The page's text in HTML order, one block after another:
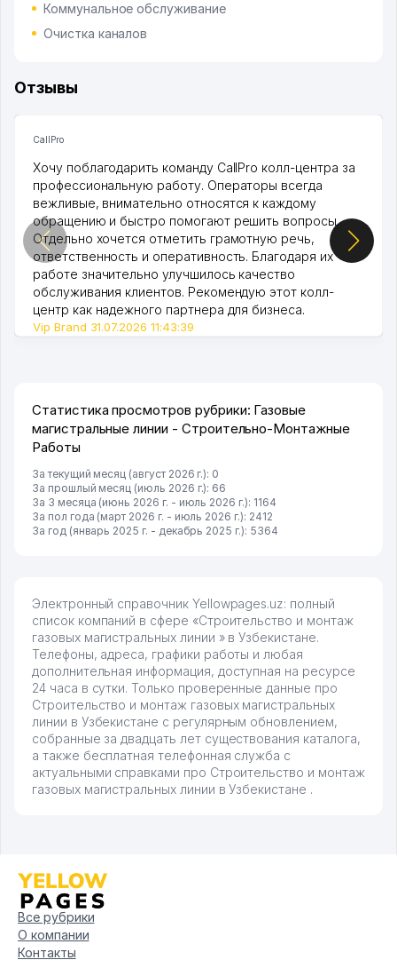
Коммунальное обслуживание
Очистка каналов
Отзывы
CallPro
Хочу поблагодарить команду CallPro колл-центра за
профессиональную работу. Операторы всегда
вежливые, внимательно относятся к каждому
обращению и быстро помогают решить вопросы.
Отдельно хочется отметить грамотную речь,
ответственность и оперативность. Благодаря их
работе значительно улучшилось качество
обслуживания клиентов. Рекомендую этот колл-
центр как надежного партнера для бизнеса.
Vip Brand 31.07.2026 11:43:39
Статистика просмотров рубрики: Газовые
магистральные линии - Строительно-Монтажные
Работы
За текущий месяц (август 2026 г.): 0
За прошлый месяц (июль 2026 г.): 66
За 3 месяца (июнь 2026 г. - июль 2026 г.): 1164
За пол года (март 2026 г. - июль 2026 г.): 2412
За год (январь 2025 г. - декабрь 2025 г.): 5364
Электронный справочник Yellowpages.uz: полный
список компаний в сфере «Строительство и монтаж
газовых магистральных линии » в Узбекистане.
Телефоны, адреса, графики работы и любая
дополнительная информация, доступная на ресурсе
24 часа в сутки. Только проверенные данные про
Строительство и монтаж газовых магистральных
линии в Узбекистане с регулярным обновлением,
собранные за двадцать лет существования каталога,
а также бесплатная телефонная служба с
актуальными справками про Строительство и монтаж
газовых магистральных линии в Узбекистане .
Все рубрики
О компании
Контакты